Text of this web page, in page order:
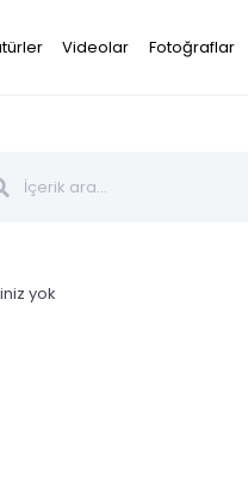
Videolar Fotoğraflar
yok